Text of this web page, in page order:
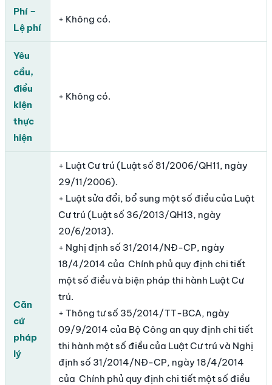
Phí –
Lệ phí
+ Không có.
Yêu
cầu,
điều
kiện
thực
hiện
+ Không có.
Căn
cứ
pháp
lý
+ Luật Cư trú (Luật số 81/2006/QH11, ngày
29/11/2006).
+ Luật sửa đổi, bổ sung một số điều của Luật
Cư trú (Luật số 36/2013/QH13, ngày
20/6/2013).
+ Nghị định số 31/2014/NĐ-CP, ngày
18/4/2014 của Chính phủ quy định chi tiết
một số điều và biện pháp thi hành Luật Cư
trú.
+ Thông tư số 35/2014/TT-BCA, ngày
09/9/2014 của Bộ Công an quy định chi tiết
thi hành một số điều của Luật Cư trú và Nghị
định số 31/2014/NĐ-CP, ngày 18/4/2014
của Chính phủ quy định chi tiết một số điều